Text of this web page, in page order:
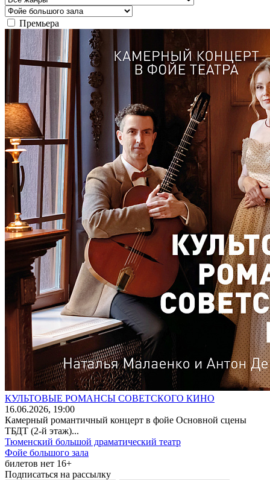
Премьера
КУЛЬТОВЫЕ РОМАНСЫ СОВЕТСКОГО КИНО
16.06.2026, 19:00
Камерный романтичный концерт в фойе Основной сцены
ТБДТ (2-й этаж)...
Тюменский большой драматический театр
Фойе большого зала
билетов нет 16+
Подписаться на рассылку